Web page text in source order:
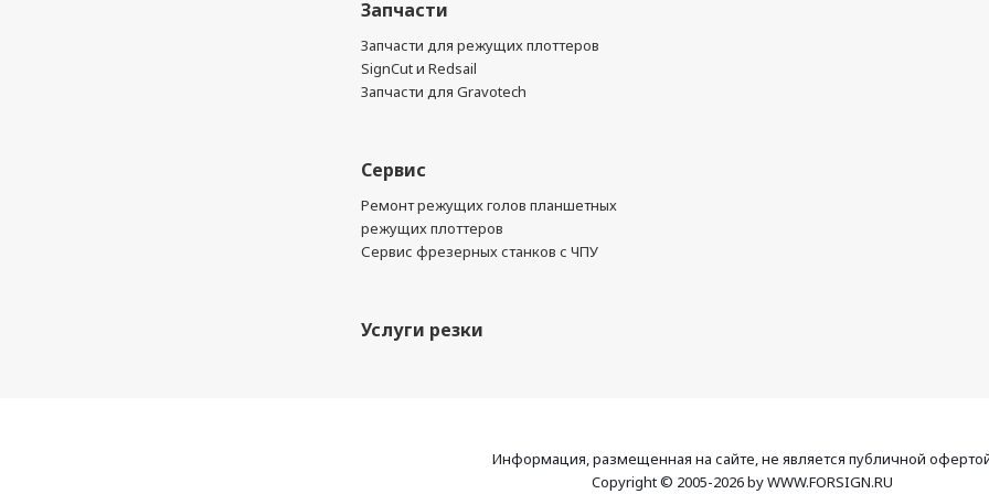
Запчасти
Запчасти для режущих плоттеров
SignCut и Redsail
Запчасти для Gravotech
Сервис
Ремонт режущих голов планшетных
режущих плоттеров
Сервис фрезерных станков с ЧПУ
Услуги резки
Информация, размещенная на сайте, не является публичной
Copyright © 2005-2026 by WWW.FORSIGN.RU